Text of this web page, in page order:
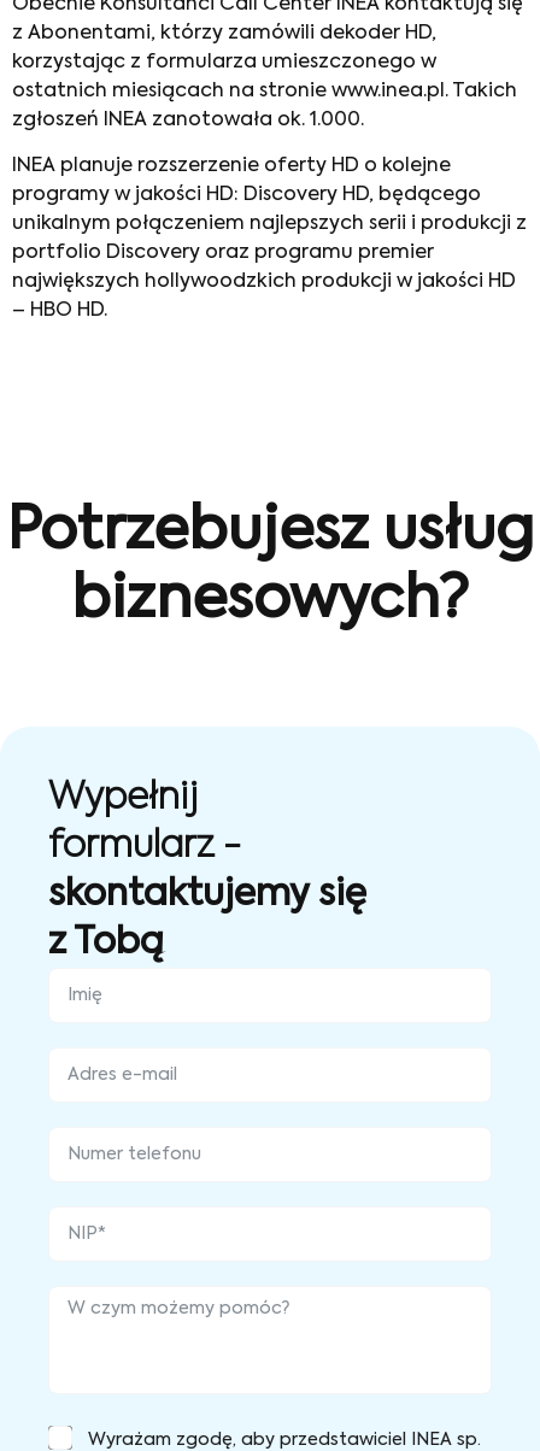
Obecnie Konsultanci Call Center INEA kontaktują się
z Abonentami, którzy zamówili dekoder HD,
korzystając z formularza umieszczonego w
ostatnich miesiącach na stronie www.inea.pl. Takich
zgłoszeń INEA zanotowała ok. 1.000.
INEA planuje rozszerzenie oferty HD o kolejne
programy w jakości HD: Discovery HD, będącego
unikalnym połączeniem najlepszych serii i produkcji z
portfolio Discovery oraz programu premier
największych hollywoodzkich produkcji w jakości HD
– HBO HD.
Potrzebujesz usług
biznesowych?
Wypełnij
formularz -
skontaktujemy się
z Tobą
Wyrażam zgodę, aby przedstawiciel INEA sp.